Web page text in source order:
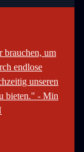
brauchen, um
endlose
unseren
bieten." - Min